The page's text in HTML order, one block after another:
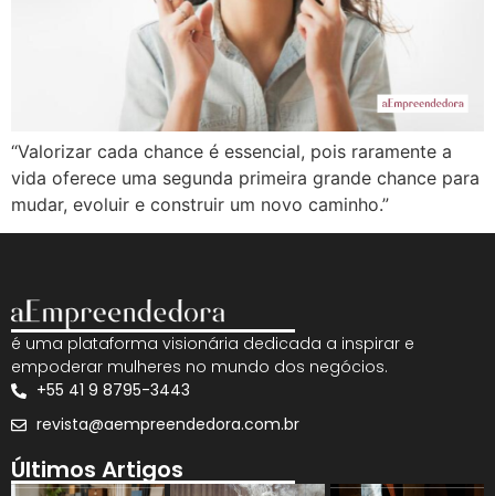
“Valorizar cada chance é essencial, pois raramente a
vida oferece uma segunda primeira grande chance para
mudar, evoluir e construir um novo caminho.”
é uma plataforma visionária dedicada a inspirar e
empoderar mulheres no mundo dos negócios.
+55 41 9 8795-3443
revista@aempreendedora.com.br
Últimos Artigos